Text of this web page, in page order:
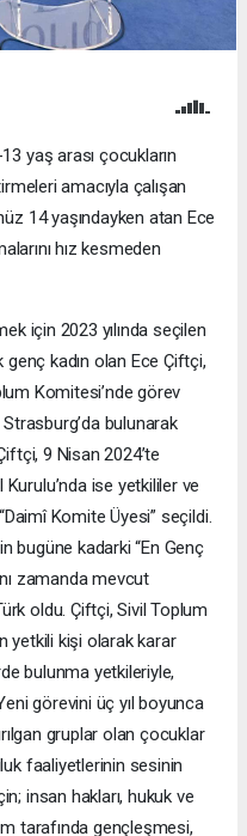
yaş arası çocukların
amacıyla çalışan
14 yaşındayken atan Ece
hız kesmeden
için 2023 yılında seçilen
genç kadın olan Ece Çiftçi,
Komitesi’nde görev
bulunarak
9 Nisan 2024’te
ise yetkililer ve
Komite Üyesi” seçildi.
bugüne kadarki “En Genç
zamanda mevcut
oldu. Çiftçi, Sivil Toplum
yetkili kişi olarak karar
bulunma yetkileriyle,
görevini üç yıl boyunca
gruplar olan çocuklar
faaliyetlerinin sesinin
insan hakları, hukuk ve
tarafında gençleşmesi,